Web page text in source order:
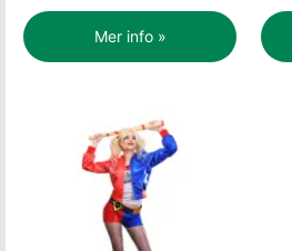
Mer info »